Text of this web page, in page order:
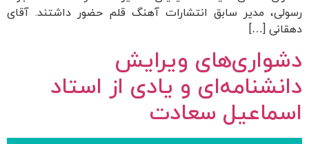
رسولی، مدیر سابق انتشارات آهنگ قلم حضور داشتند. آقای
دهقانی […]
دشواری‌های ویرایش
دانشنامه‌ای و یادی از استاد
اسماعیل سعادت